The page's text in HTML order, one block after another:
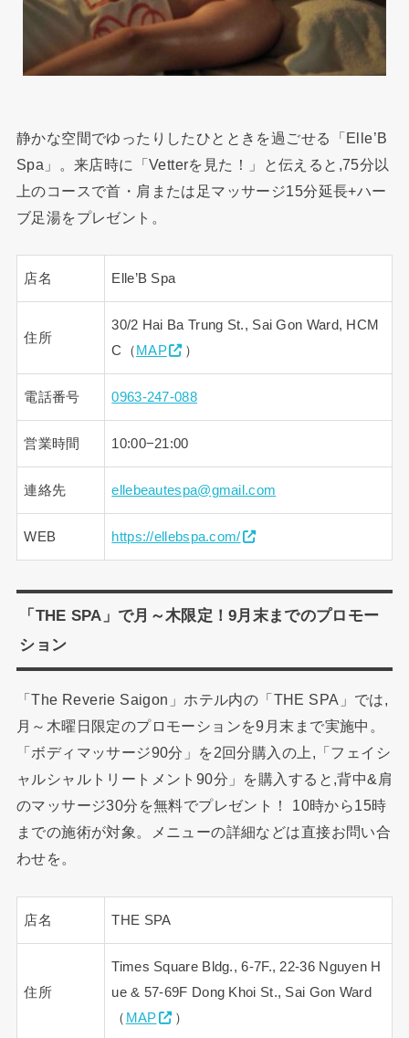
静かな空間でゆったりしたひとときを過ごせる「Elle’B
Spa」。来店時に「Vetterを見た！」と伝えると,75分以
上のコースで首・肩または足マッサージ15分延長+ハー
ブ足湯をプレゼント。
店名 Elle’B Spa
住所
30/2 Hai Ba Trung St., Sai Gon Ward, HCM
C（ MAP ）
電話番号 0963-247-088
営業時間 10:00−21:00
連絡先 ellebeautespa@gmail.com
WEB https://ellebspa.com/
「THE SPA」で月～木限定！9月末までのプロモー
ション
「The Reverie Saigon」ホテル内の「THE SPA」では,
月～木曜日限定のプロモーションを9月末まで実施中。
「ボディマッサージ90分」を2回分購入の上,「フェイシ
ャルシャルトリートメント90分」を購入すると,背中&肩
のマッサージ30分を無料でプレゼント！ 10時から15時
までの施術が対象。メニューの詳細などは直接お問い合
わせを。
店名 THE SPA
住所
Times Square Bldg., 6-7F., 22-36 Nguyen H
ue & 57-69F Dong Khoi St., Sai Gon Ward
（ MAP ）